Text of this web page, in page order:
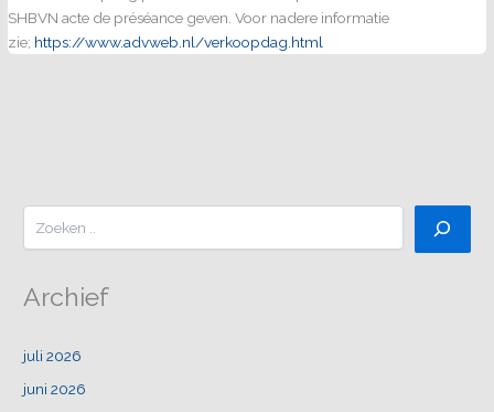
SHBVN acte de préséance geven. Voor nadere informatie
zie; https://www.advweb.nl/verkoopdag.html
Archief
juli 2026
juni 2026